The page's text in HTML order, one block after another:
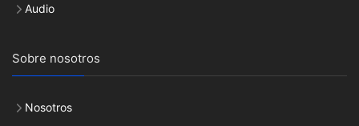
Audio
Sobre nosotros
Nosotros